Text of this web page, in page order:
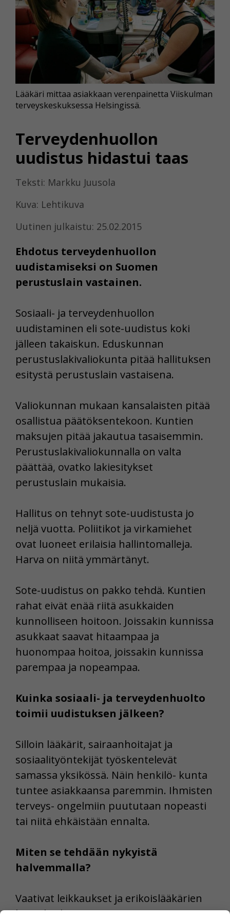
Terveydenhuollon
uudistus hidastui taas
Teksti: Markku Juusola
Kuva: Lehtikuva
Uutinen julkaistu: 25.02.2015
Ehdotus terveydenhuollon
uudistamiseksi on Suomen
perustuslain vastainen.
Lääkäri mittaa asiakkaan verenpainetta Viiskulman
terveyskeskuksessa Helsingissä.
Sosiaali- ja terveydenhuollon
uudistaminen eli sote-uudistus koki
jälleen takaiskun. Eduskunnan
perustuslakivaliokunta pitää hallituksen
esitystä perustuslain vastaisena.
Valiokunnan mukaan kansalaisten pitää
osallistua päätöksentekoon. Kuntien
maksujen pitää jakautua tasaisemmin.
Perustuslakivaliokunnalla on valta
päättää, ovatko lakiesitykset
perustuslain mukaisia.
Hallitus on tehnyt sote-uudistusta jo
neljä vuotta. Poliitikot ja virkamiehet
ovat luoneet erilaisia hallintomalleja.
Harva on niitä ymmärtänyt.
Sote-uudistus on pakko tehdä. Kuntien
rahat eivät enää riitä asukkaiden
kunnolliseen hoitoon. Joissakin kunnissa
asukkaat saavat hitaampaa ja
huonompaa hoitoa, joissakin kunnissa
parempaa ja nopeampaa.
Kuinka sosiaali- ja terveydenhuolto
toimii uudistuksen jälkeen?
Silloin lääkärit, sairaanhoitajat ja
sosiaalityöntekijät työskentelevät
samassa yksikössä. Näin henkilö- kunta
tuntee asiakkaansa paremmin. Ihmisten
terveys- ongelmiin puututaan nopeasti
tai niitä ehkäistään ennalta.
Miten se tehdään nykyistä
halvemmalla?
Vaativat leikkaukset ja erikoislääkärien
hoito keskittyvät muutamaan isoon